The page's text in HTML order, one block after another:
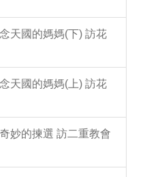
天國的媽媽(下) 訪花
天國的媽媽(上) 訪花
妙的揀選 訪二重教會